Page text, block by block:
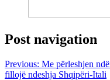
Post navigation
Previous: Me përleshjen
fillojë ndeshja Shqipëri-Itali